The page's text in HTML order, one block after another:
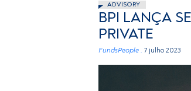
ADVISORY
BPI LANÇA
PRIVATE
FundsPeople . 7 julho 2023